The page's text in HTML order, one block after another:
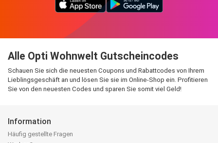
Alle Opti Wohnwelt Gutscheincodes
Schauen Sie sich die neuesten Coupons und Rabattcodes von Ihrem
Lieblingsgeschäft an und lösen Sie sie im Online-Shop ein. Profitieren
Sie von den neuesten Codes und sparen Sie somit viel Geld!
Information
Häufig gestellte Fragen